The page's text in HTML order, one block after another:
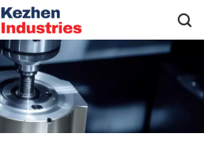
すぐに見積もりを取得